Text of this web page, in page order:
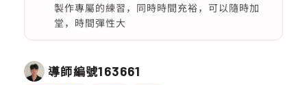
製作專屬的練習，同時時間充裕，可以隨時加
堂，時間彈性大
導師編號163661